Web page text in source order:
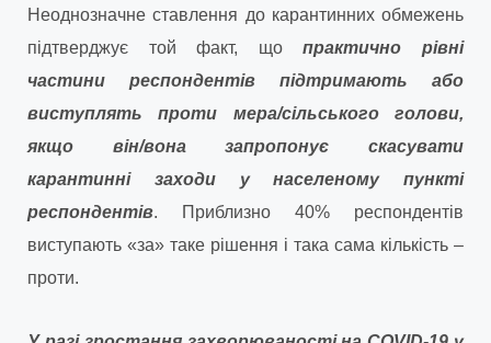
Неоднозначне ставлення до карантинних обмежень
підтверджує той факт, щопрактично рівні
частини респондентів підтримають або
виступлять проти мера/сільського голови,
якщо він/вона запропонує скасувати
карантинні заходи у населеному пункті
респондентів. Приблизно 40% респондентів
виступають «за» таке рішення і така сама кількість –
проти.